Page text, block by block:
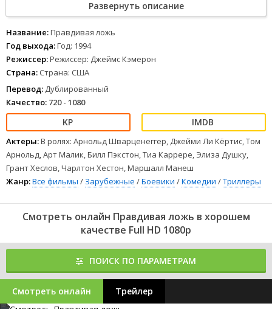
свет. Агент Таскер и дальше продолжал бы вести двойную жизнь,
если быарабскиетеррористы не похитили Гарри, а вместе с ним
и его ничего не подозревающую жену Хэлен.
Развернуть описание
Название:Правдивая ложь
Год выхода:Год: 1994
Режиссер:Режиссер: Джеймс Кэмерон
Страна: Страна: США
Перевод: Дублированный
Качество: 720 - 1080
Актеры:В ролях: Арнольд Шварценеггер, Джейми Ли Кёртис, Том
Арнольд, Арт Малик, Билл Пэкстон, Тиа Каррере, Элиза Душку,
Грант Хеслов, Чарлтон Хестон, Маршалл Манеш
Жанр:Все фильмы / Зарубежные /Боевики /Комедии /Триллеры
Смотреть онлайн Правдивая ложь в хорошем
качестве Full HD 1080p
ПОИСК ПО ПАРАМЕТРАМ
Смотреть онлайн Трейлер